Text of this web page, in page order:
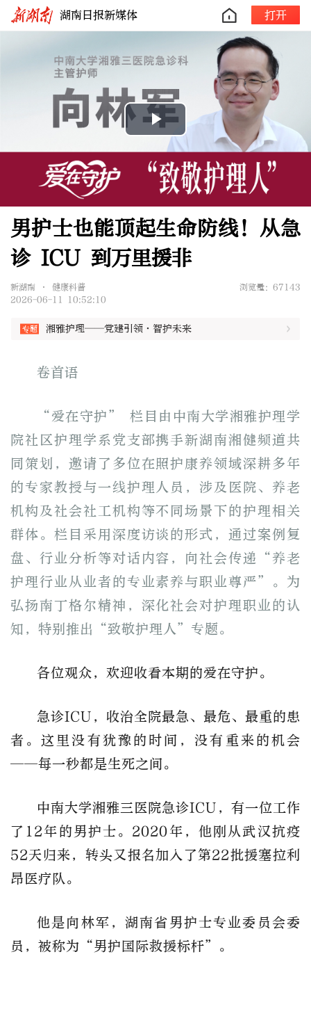
湖南日报新媒体 打开
Play
Video
男护士也能顶起生命防线！从急
诊 ICU 到万里援非
新湖南 • 健康科普
浏览量：67143
2026-06-11 10:52:10
湘雅护理——党建引领·智护未来
卷首语
“爱在守护” 栏目由中南大学湘雅护理学
院社区护理学系党支部携手新湖南湘健频道共
同策划，邀请了多位在照护康养领域深耕多年
的专家教授与一线护理人员，涉及医院、养老
机构及社会社工机构等不同场景下的护理相关
群体。栏目采用深度访谈的形式，通过案例复
盘、行业分析等对话内容，向社会传递“养老
护理行业从业者的专业素养与职业尊严”。为
弘扬南丁格尔精神，深化社会对护理职业的认
知，特别推出“致敬护理人”专题。
各位观众，欢迎收看本期的爱在守护。
急诊ICU，收治全院最急、最危、最重的患
者。这里没有犹豫的时间，没有重来的机会
——每一秒都是生死之间。
中南大学湘雅三医院急诊ICU，有一位工作
了12年的男护士。2020年，他刚从武汉抗疫
52天归来，转头又报名加入了第22批援塞拉利
昂医疗队。
他是向林军，湖南省男护士专业委员会委
员，被称为“男护国际救援标杆”。